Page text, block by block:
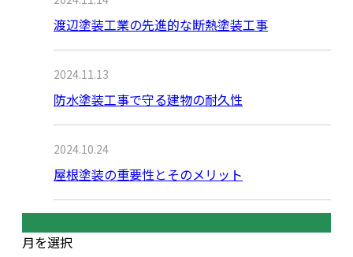
渡辺塗装工業の先進的な断熱塗装工事
2024.11.13
防水塗装工事で守る建物の耐久性
2024.10.24
屋根塗装の重要性とそのメリット
月を選択